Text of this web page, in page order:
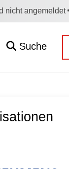
nicht angemeldet
Suche